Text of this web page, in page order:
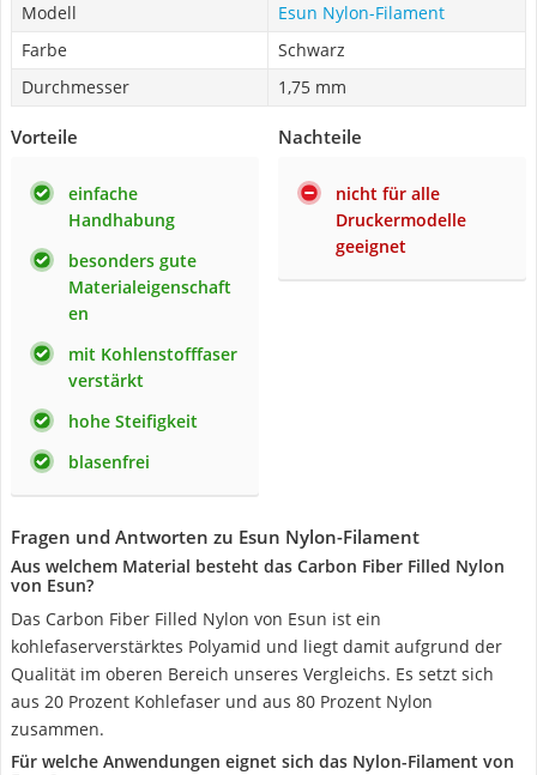
Modell
Esun Nylon-Filament
Farbe
Schwarz
Durchmesser
1,75 mm
Vorteile
einfache
Handhabung
besonders gute
Materialeigenschaft
en
mit Kohlenstofffaser
verstärkt
hohe Steifigkeit
blasenfrei
Nachteile
nicht für alle
Druckermodelle
geeignet
Fragen und Antworten zu Esun Nylon-Filament
Aus welchem Material besteht das Carbon Fiber Filled Nylon
von Esun?
Das Carbon Fiber Filled Nylon von Esun ist ein
kohlefaserverstärktes Polyamid und liegt damit aufgrund der
Qualität im oberen Bereich unseres Vergleichs. Es setzt sich
aus 20 Prozent Kohlefaser und aus 80 Prozent Nylon
zusammen.
Für welche Anwendungen eignet sich das Nylon-Filament von